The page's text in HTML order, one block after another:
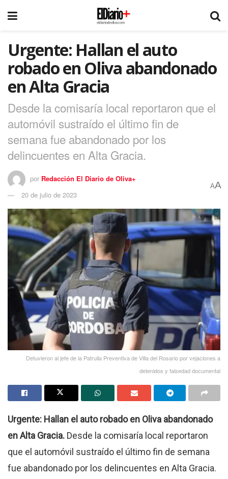
Urgente: Hallan el auto
robado en Oliva abandonado
en Alta Gracia
Desde la comisaría local reportaron que el
automóvil sustraído el último fin de
semana fue abandonado por los
delincuentes en Alta Gracia.
por Redacción El Diario de Oliva+
20 de julio de 2023
AA
Detuvieron al jefe de la Patrulla Preventiva de Villa del Rosario por vejaciones a
detenidos y falsedad documental
Urgente: Hallan el auto robado en Oliva abandonado
en Alta Gracia. Desde la comisaría local reportaron
que el automóvil sustraído el último fin de semana
fue abandonado por los delincuentes en Alta Gracia.